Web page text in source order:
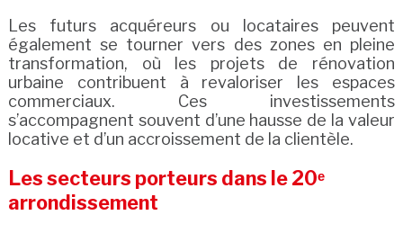
Les futurs acquéreurs ou locataires peuvent
également se tourner vers des zones en pleine
transformation, où les projets de rénovation
urbaine contribuent à revaloriser les espaces
commerciaux. Ces investissements
s’accompagnent souvent d’une hausse de la valeur
locative et d’un accroissement de la clientèle.
Les secteurs porteurs dans le 20ᵉ
arrondissement